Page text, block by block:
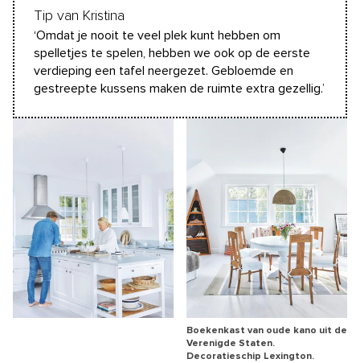
Tip van Kristina
‘Omdat je nooit te veel plek kunt hebben om
spelletjes te spelen, hebben we ook op de eerste
verdieping een tafel neergezet. Gebloemde en
gestreepte kussens maken de ruimte extra gezellig.’
Boekenkast van oude kano uit de
Verenigde Staten.
Decoratieschip Lexington.